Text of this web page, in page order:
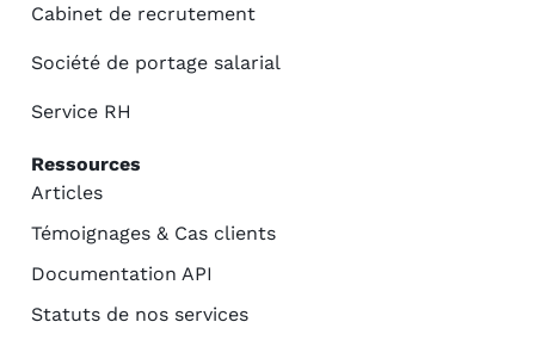
Cabinet de recrutement
Société de portage salarial
Service RH
Ressources
Articles
Témoignages & Cas clients
Documentation API
Statuts de nos services